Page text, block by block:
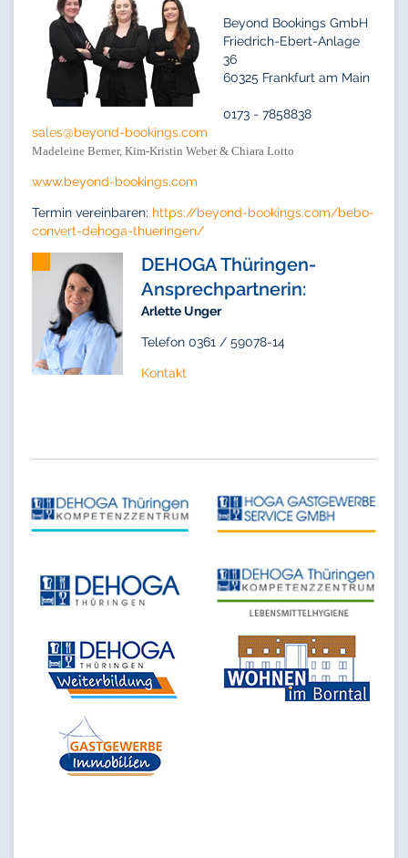
Beyond Bookings GmbH
Friedrich-Ebert-Anlage
36
60325 Frankfurt am Main
0173 - 7858838
sales@beyond-bookings.com
Madeleine Berner, Kim-Kristin Weber & Chiara Lotto
www.beyond-bookings.com
Termin vereinbaren: https://beyond-bookings.com/bebo-
convert-dehoga-thueringen/
DEHOGA Thüringen-
Ansprechpartnerin:
Arlette Unger
Telefon 0361 / 59078-14
Kontakt